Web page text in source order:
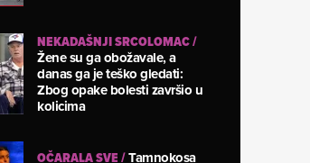
NEKADAŠNJI SRCOLOMAC/
Žene su ga obožavale, a
danas ga je teško gledati:
Zbog opake bolesti završio u
kolicima
OČARALA SVE/Tamnokosa